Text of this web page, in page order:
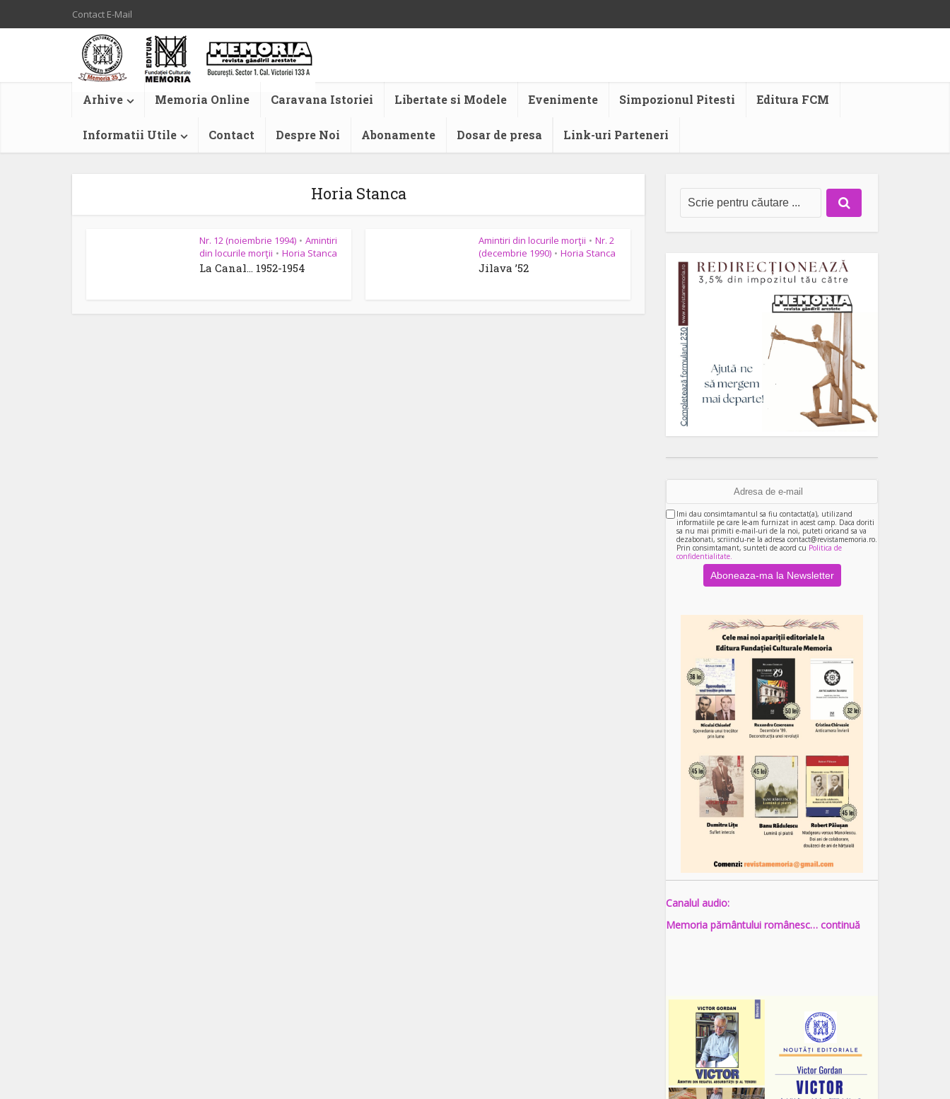
Contact E-Mail
Arhive Memoria Online Caravana Istoriei Libertate si Modele Evenimente Simpozionul Pitesti Editura FCM
Informatii Utile Contact Despre Noi Abonamente Dosar de presa Link-uri Parteneri
Horia Stanca
Nr. 12 (noiembrie 1994) • Amintiri
din locurile morţii • Horia Stanca
La Canal… 1952-1954
Amintiri din locurile morţii • Nr. 2
(decembrie 1990) • Horia Stanca
Jilava ’52
Imi dau consimtamantul sa fiu contactat(a), utilizand
informatiile pe care le-am furnizat in acest camp. Daca doriti
sa nu mai primiti e-mail-uri de la noi, puteti oricand sa va
dezabonati, scriindu-ne la adresa contact@revistamemoria.ro.
Prin consimtamant, sunteti de acord cu Politica de
confidentialitate.
Canalul audio:
Memoria pământului românesc… continuă